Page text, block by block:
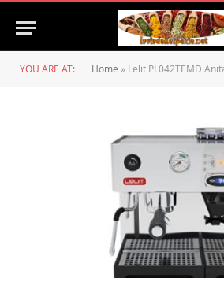
YOU ARE AT: Home » Lelit PL042TEMD Anita, Macchina da caffè prosumer con